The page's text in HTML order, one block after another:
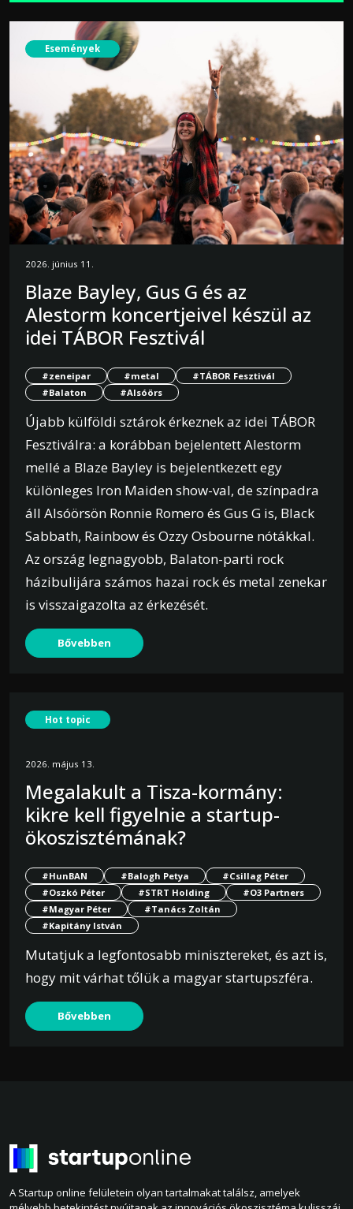
Események
2026. június 11.
Blaze Bayley, Gus G és az
Alestorm koncertjeivel készül az
idei TÁBOR Fesztivál
#zeneipar #metal
#TÁBOR Fesztivál
#Balaton
#Alsóörs
Újabb külföldi sztárok érkeznek az idei TÁBOR
Fesztiválra: a korábban bejelentett Alestorm
mellé a Blaze Bayley is bejelentkezett egy
különleges Iron Maiden show-val, de színpadra
áll Alsóörsön Ronnie Romero és Gus G is, Black
Sabbath, Rainbow és Ozzy Osbourne nótákkal.
Az ország legnagyobb, Balaton-parti rock
házibulijára számos hazai rock és metal zenekar
is visszaigazolta az érkezését.
Bővebben
Hot topic
2026. május 13.
Megalakult a Tisza-kormány:
kikre kell figyelnie a startup-
ökoszisztémának?
#HunBAN #Balogh Petya
#Csillag Péter
#Oszkó Péter
#STRT Holding
#O3 Partners
#Magyar Péter
#Tanács Zoltán
#Kapitány István
Mutatjuk a legfontosabb minisztereket, és azt is,
hogy mit várhat tőlük a magyar startupszféra.
Bővebben
A Startup online felületein olyan tartalmakat találsz, amelyek